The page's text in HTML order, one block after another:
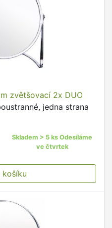
zvětšovací 2x DUO
jedna strana
Skladem > 5 ks Odesíláme
ve čtvrtek